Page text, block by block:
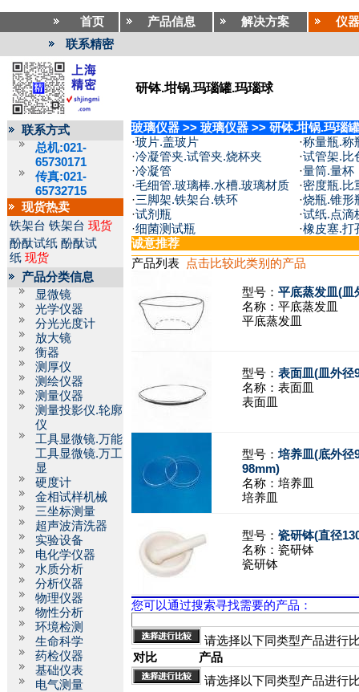
首页 产品信息 解决方案
仪
联系精密
研钵.坩锅.玛瑙罐.玛瑙球
联系方式
总机:021-
65730171
传真:021-
65732715
现货热卖
铁架台 铁架台 现货
酚酞试纸 酚酞试
纸 现货
产品分类信息
显微镜
光学仪器
分光光度计
放大镜
衡器
测厚仪
测绘仪器
测量仪器
测量投影仪.轮廓
仪
工具显微镜.万能
工具显微镜.万工
显
硬度计
金相试样机械
三坐标测量
超声波清洗器
实验设备
电化学仪器
水质分析
分析仪器
物理仪器
物性分析
环境检测
生命科学
药检仪器
基础仪表
电气测量
玻璃仪器 >> 玻璃仪器 >> 研钵.坩锅.玛瑙
·玻片.盖玻片 ·称量瓶.称
·冷凝管夹.试管夹.烧杯夹 ·试管架.比
·冷凝管 ·量筒.量杯
·毛细管.玻璃棒.水槽.玻璃材质 ·密度瓶.比
·三脚架.铁架台.铁环 ·烧瓶.锥形
·试剂瓶 ·试纸.点滴
·细菌测试瓶 ·橡皮塞.打
诚意推荐
产品列表
点击比较此类别的产品
型号： 平底蒸发皿(皿
名称： 平底蒸发皿
平底蒸发皿
型号： 表面皿(皿外径
名称： 表面皿
表面皿
型号：培养皿(底外径
98mm)
名称： 培养皿
培养皿
型号： 瓷研钵(直径
名称： 瓷研钵
瓷研钵
您可以通过搜索寻找需要的产品：
请选择以下同类型产品进行
对比
产品
请选择以下同类型产品进行